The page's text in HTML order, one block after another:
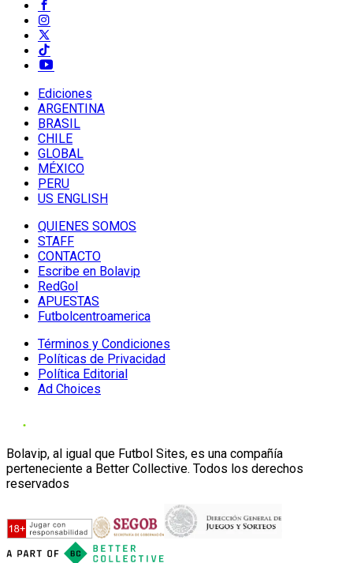
Ediciones
ARGENTINA
BRASIL
CHILE
GLOBAL
MÉXICO
PERU
US ENGLISH
QUIENES SOMOS
STAFF
CONTACTO
Escribe en Bolavip
RedGol
APUESTAS
Futbolcentroamerica
Términos y Condiciones
Políticas de Privacidad
Política Editorial
Ad Choices
Bolavip, al igual que Futbol Sites, es una compañía
perteneciente a Better Collective. Todos los derechos
reservados